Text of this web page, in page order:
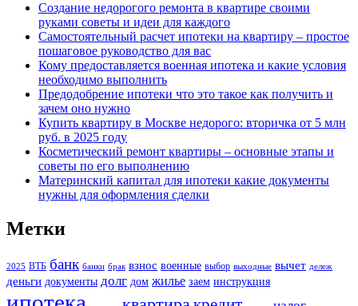
Создание недорогого ремонта в квартире своими
руками советы и идеи для каждого
Самостоятельный расчет ипотеки на квартиру – простое
пошаговое руководство для вас
Кому предоставляется военная ипотека и какие условия
необходимо выполнить
Предодобрение ипотеки что это такое как получить и
зачем оно нужно
Купить квартиру в Москве недорого: вторичка от 5 млн
руб. в 2025 году
Косметический ремонт квартиры – основные этапы и
советы по его выполнению
Материнский капитал для ипотеки какие документы
нужны для оформления сделки
Метки
2025 ВТБ банк банки брак взнос военные выбор выходные вычет дележ
деньги документы долг дом жилье заем инструкция